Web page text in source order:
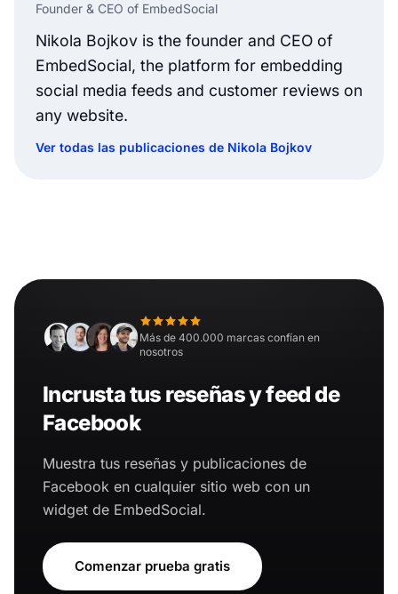
Founder & CEO of EmbedSocial
Nikola Bojkov is the founder and CEO of
EmbedSocial, the platform for embedding
social media feeds and customer reviews on
any website.
Ver todas las publicaciones de Nikola Bojkov
Más de 400.000 marcas confían en
nosotros
Incrusta tus reseñas y feed de
Facebook
Muestra tus reseñas y publicaciones de
Facebook en cualquier sitio web con un
widget de EmbedSocial.
Comenzar prueba gratis